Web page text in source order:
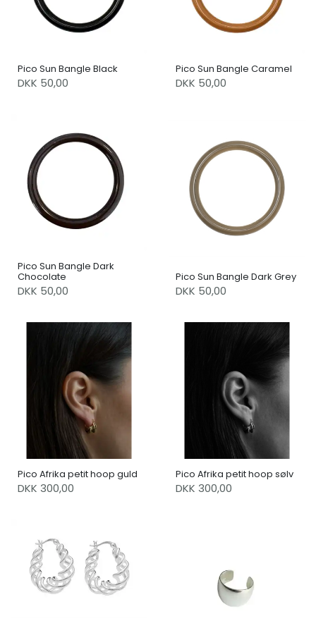
Pico Sun Bangle Black
DKK 50,00
Pico Sun Bangle Caramel
DKK 50,00
Pico Sun Bangle Dark
Chocolate
DKK 50,00
Pico Sun Bangle Dark Grey
DKK 50,00
Pico Afrika petit hoop guld
DKK 300,00
Pico Afrika petit hoop sølv
DKK 300,00